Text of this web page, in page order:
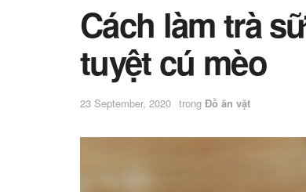
Cách làm trà
tuyệt cú mèo
23 September, 2020 trong Đồ ăn vặt